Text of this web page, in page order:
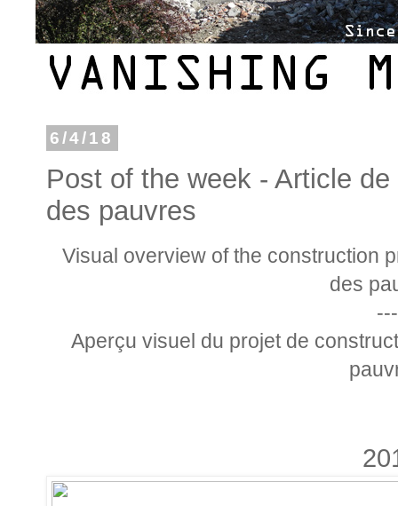
6/4/18
Post of the week - Article
des pauvres
Visual overview of the construction
des
Aperçu visuel du projet de